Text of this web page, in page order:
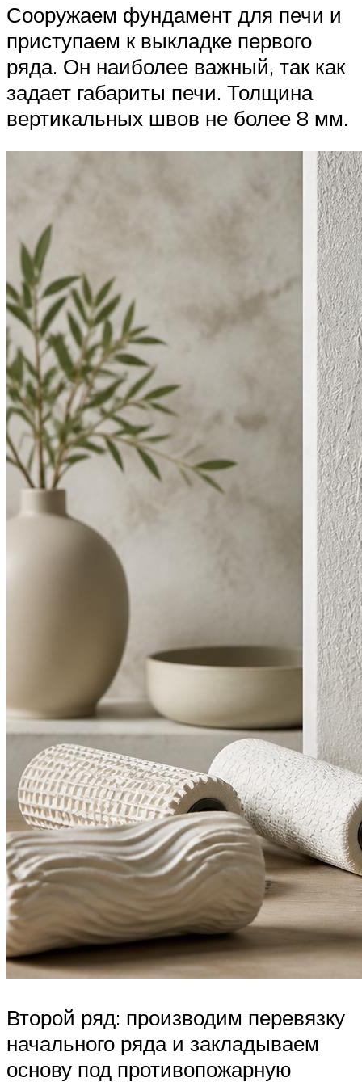
Сооружаем фундамент для печи и
приступаем к выкладке первого
ряда. Он наиболее важный, так как
задает габариты печи. Толщина
вертикальных швов не более 8 мм.
Второй ряд: производим перевязку
начального ряда и закладываем
основу под противопожарную